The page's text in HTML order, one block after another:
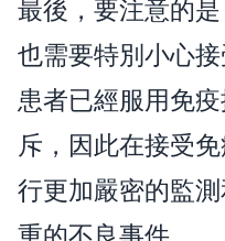
最後，要注意的
也需要特別小心
患者已經服用免
斥，因此在接受
行更加嚴密的監